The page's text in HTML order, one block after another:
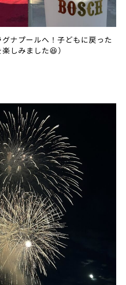
グナプールへ！子どもに戻った
しみました😆）